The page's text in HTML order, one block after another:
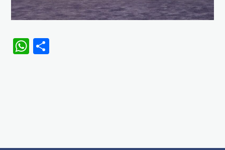
WhatsApp